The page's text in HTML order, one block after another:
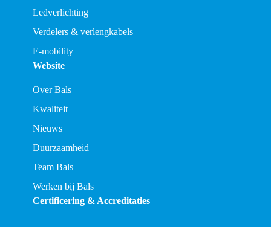
Ledverlichting
Verdelers & verlengkabels
E-mobility
Website
Over Bals
Kwaliteit
Nieuws
Duurzaamheid
Team Bals
Werken bij Bals
Certificering & Accreditaties